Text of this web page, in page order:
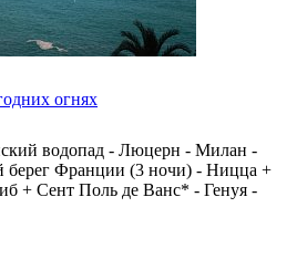
огнях
водопад - Люцерн - Милан -
берег Франции (3 ночи) - Ницца +
+ Сент Поль де Ванс* - Генуя -